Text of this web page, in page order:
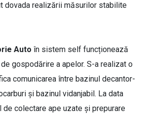
dovada realizării măsurilor stabilite
Auto în sistem self funcționează
gospodărire a apelor. S-a realizat o
comunicarea între bazinul decantor-
și bazinul vidanjabil. La data
colectare ape uzate și prepurare